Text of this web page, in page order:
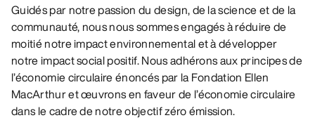
Guidés par notre passion du design, de la science et de la
communauté, nous nous sommes engagés à réduire de
moitié notre impact environnemental et à développer
notre impact social positif. Nous adhérons aux principes de
l’économie circulaire énoncés par la Fondation Ellen
MacArthur et œuvrons en faveur de l’économie circulaire
dans le cadre de notre objectif zéro émission.